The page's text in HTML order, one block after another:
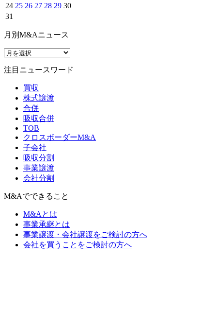
24 25 26 27 28 29 30
31
月別M&Aニュース
注目ニュースワード
買収
株式譲渡
合併
吸収合併
TOB
クロスボーダーM&A
子会社
吸収分割
事業譲渡
会社分割
M&Aでできること
M&Aとは
事業承継とは
事業譲渡・会社譲渡をご検討の方へ
会社を買うことをご検討の方へ